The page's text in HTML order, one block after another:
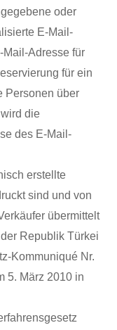
oder
E-Mail-
Adresse für
für ein
Personen über
die
des E-Mail-
erstellte
sind und von
übermittelt
Republik Türkei
Kommuniqué Nr.
5. März 2010 in